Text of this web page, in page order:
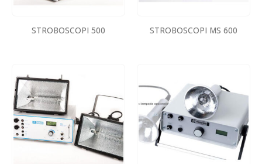
STROBOSCOPI 500 STROBOSCOPI MS 600